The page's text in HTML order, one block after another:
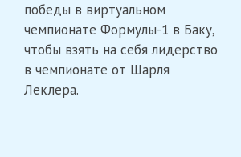
победы в виртуальном
чемпионате Формулы-1 в Баку,
чтобы взять на себя лидерство
в чемпионате от Шарля
Леклера.